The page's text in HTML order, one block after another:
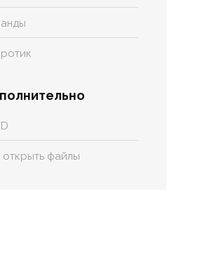
открыть файлы